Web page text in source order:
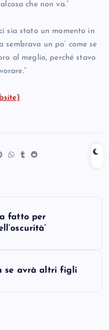
che non va.”
sia stato un momento in
un po’ come se
al meglio, perché stavo
fatto per
se avrà altri figli